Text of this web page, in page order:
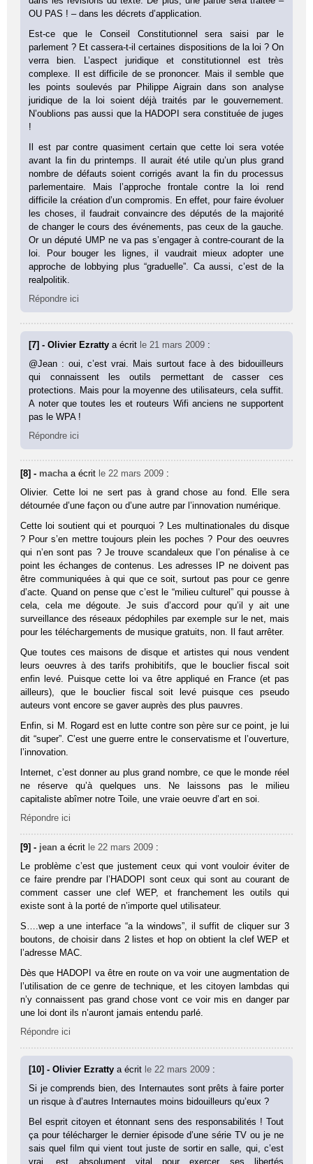
OU PAS ! – dans les décrets d’application.
Est-ce que le Conseil Constitutionnel sera saisi par le
parlement ? Et cassera-t-il certaines dispositions de la loi ? On
verra bien. L’aspect juridique et constitutionnel est très
complexe. Il est difficile de se prononcer. Mais il semble que
les points soulevés par Philippe Aigrain dans son analyse
juridique de la loi soient déjà traités par le gouvernement.
N’oublions pas aussi que la HADOPI sera constituée de juges
!
Il est par contre quasiment certain que cette loi sera votée
avant la fin du printemps. Il aurait été utile qu’un plus grand
nombre de défauts soient corrigés avant la fin du processus
parlementaire. Mais l’approche frontale contre la loi rend
difficile la création d’un compromis. En effet, pour faire évoluer
les choses, il faudrait convaincre des députés de la majorité
de changer le cours des événements, pas ceux de la gauche.
Or un député UMP ne va pas s’engager à contre-courant de la
loi. Pour bouger les lignes, il vaudrait mieux adopter une
approche de lobbying plus “graduelle”. Ca aussi, c’est de la
realpolitik.
Répondre ici
[7] - Olivier Ezrattya écrit le 21 mars 2009 :
@Jean : oui, c’est vrai. Mais surtout face à des bidouilleurs
qui connaissent les outils permettant de casser ces
protections. Mais pour la moyenne des utilisateurs, cela suffit.
A noter que toutes les et routeurs Wifi anciens ne supportent
pas le WPA !
Répondre ici
[8] - macha a écrit le 22 mars 2009 :
Olivier. Cette loi ne sert pas à grand chose au fond. Elle sera
détournée d’une façon ou d’une autre par l’innovation numérique.
Cette loi soutient qui et pourquoi ? Les multinationales du disque
? Pour s’en mettre toujours plein les poches ? Pour des oeuvres
qui n’en sont pas ? Je trouve scandaleux que l’on pénalise à ce
point les échanges de contenus. Les adresses IP ne doivent pas
être communiquées à qui que ce soit, surtout pas pour ce genre
d’acte. Quand on pense que c’est le “milieu culturel” qui pousse à
cela, cela me dégoute. Je suis d’accord pour qu’il y ait une
surveillance des réseaux pédophiles par exemple sur le net, mais
pour les téléchargements de musique gratuits, non. Il faut arrêter.
Que toutes ces maisons de disque et artistes qui nous vendent
leurs oeuvres à des tarifs prohibitifs, que le bouclier fiscal soit
enfin levé. Puisque cette loi va être appliqué en France (et pas
ailleurs), que le bouclier fiscal soit levé puisque ces pseudo
auteurs vont encore se gaver auprès des plus pauvres.
Enfin, si M. Rogard est en lutte contre son père sur ce point, je lui
dit “super”. C’est une guerre entre le conservatisme et l’ouverture,
l’innovation.
Internet, c’est donner au plus grand nombre, ce que le monde réel
ne réserve qu’à quelques uns. Ne laissons pas le milieu
capitaliste abîmer notre Toile, une vraie oeuvre d’art en soi.
Répondre ici
[9] - jean a écrit le 22 mars 2009 :
Le problème c’est que justement ceux qui vont vouloir éviter de
ce faire prendre par l’HADOPI sont ceux qui sont au courant de
comment casser une clef WEP, et franchement les outils qui
existe sont à la porté de n’importe quel utilisateur.
S….wep a une interface “a la windows”, il suffit de cliquer sur 3
boutons, de choisir dans 2 listes et hop on obtient la clef WEP et
l’adresse MAC.
Dès que HADOPI va être en route on va voir une augmentation de
l’utilisation de ce genre de technique, et les citoyen lambdas qui
n’y connaissent pas grand chose vont ce voir mis en danger par
une loi dont ils n’auront jamais entendu parlé.
Répondre ici
[10] - Olivier Ezrattya écrit le 22 mars 2009 :
Si je comprends bien, des Internautes sont prêts à faire porter
un risque à d’autres Internautes moins bidouilleurs qu’eux ?
Bel esprit citoyen et étonnant sens des responsabilités ! Tout
ça pour télécharger le dernier épisode d’une série TV ou je ne
sais quel film qui vient tout juste de sortir en salle, qui, c’est
vrai, est absolument vital pour exercer ses libertés